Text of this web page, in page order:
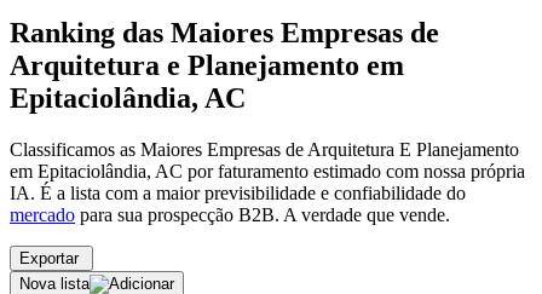
Ranking das Maiores Empresas de
Arquitetura e Planejamento em
Epitaciolândia, AC
Classificamos as Maiores Empresas de Arquitetura E Planejamento
em Epitaciolândia, AC por faturamento estimado com nossa própria
IA. É a lista com a maior previsibilidade e confiabilidade do
mercado para sua prospecção B2B. A verdade que vende.
Exportar
Nova lista